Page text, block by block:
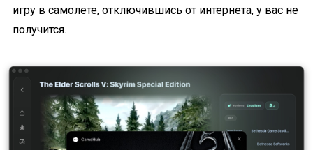
игру в самолёте, отключившись от интернета, у вас не
получится.